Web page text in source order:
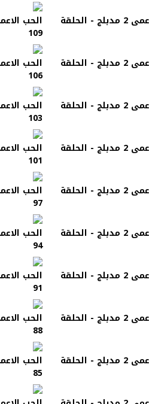
الحب الاعمى 2 مدبلج - الحلقة
109
الحب الاعمى 2 مدبلج - الحلقة
106
الحب الاعمى 2 مدبلج - الحلقة
103
الحب الاعمى 2 مدبلج - الحلقة
101
الحب الاعمى 2 مدبلج - الحلقة
97
الحب الاعمى 2 مدبلج - الحلقة
94
الحب الاعمى 2 مدبلج - الحلقة
91
الحب الاعمى 2 مدبلج - الحلقة
88
الحب الاعمى 2 مدبلج - الحلقة
85